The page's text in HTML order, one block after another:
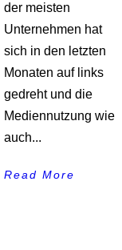
der meisten
Unternehmen hat
sich in den letzten
Monaten auf links
gedreht und die
Mediennutzung wie
auch...
Read More